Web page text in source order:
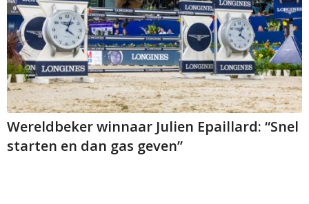
Wereldbeker winnaar Julien Epaillard: “Snel
starten en dan gas geven”